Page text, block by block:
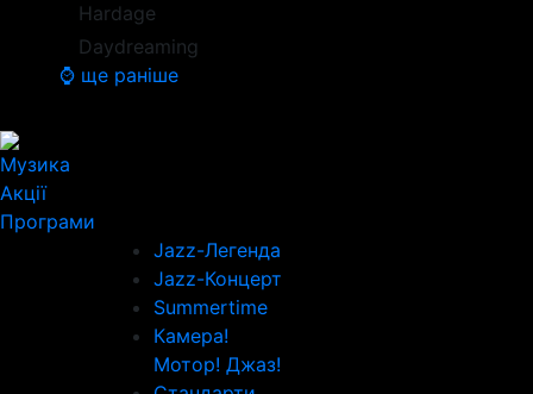
Hardage
Daydreaming
⌚ ще раніше
Музика
Акції
Програми
Jazz-Легенда
Jazz-Концерт
Summertime
Камера!
Мотор! Джаз!